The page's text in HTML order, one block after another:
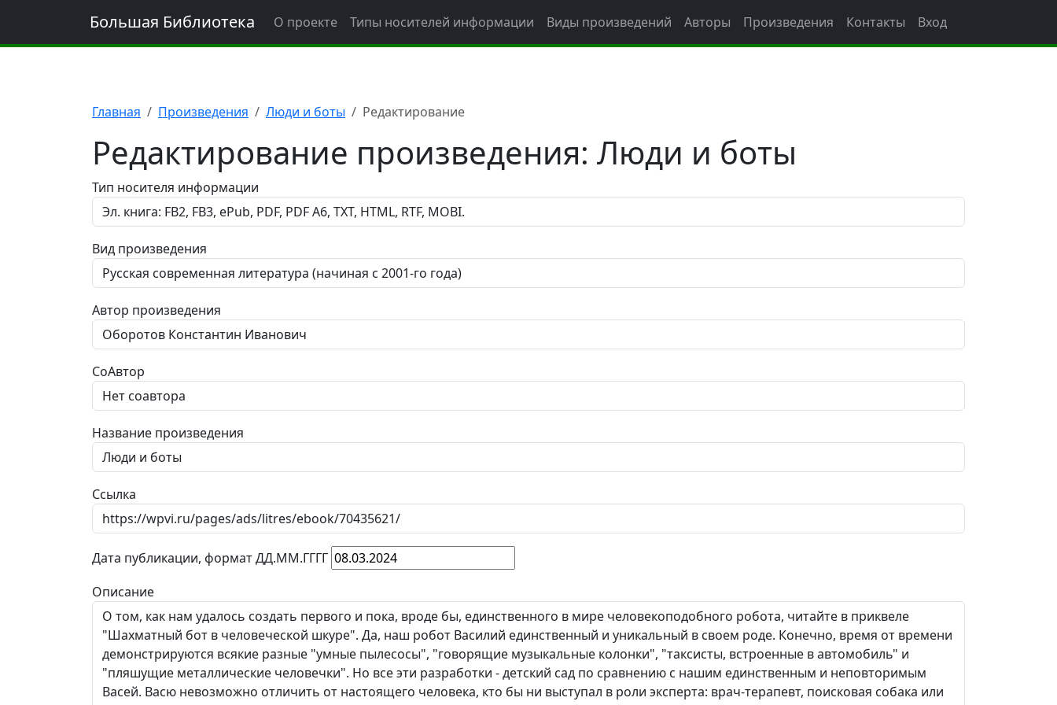
Большая Библиотека О проекте Типы носителей информации Виды произведений Авторы Произведения Контакты Вход
Главная Произведения Люди и боты Редактирование
Редактирование произведения: Люди и боты
Тип носителя информации
Вид произведения
Автор произведения
СоАвтор
Название произведения
Ссылка
Дата публикации, формат ДД.ММ.ГГГГ
Описание